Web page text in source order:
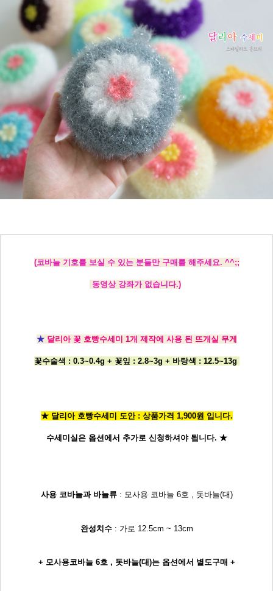
(코바늘 기호를 보실 수 있는 분들만 구매를 해주세요. ^^;;
동영상 강좌가 없습니다.)
★달리아 꽃 호빵수세미 1개 제작에 사용 된 뜨개실 무게
꽃수술색 : 0.3~0.4g + 꽃잎 : 2.8~3g + 바탕색 : 12.5~13g
★ 달리아 호빵수세미 도안 : 상품가격 1,900원 입니다.
수세미실은 옵션에서 추가로 신청하셔야 됩니다. ★
사용 코바늘과 바늘류: 모사용 코바늘 6호 , 돗바늘(대)
완성치수: 가로 12.5cm ~ 13cm
+ 모사용코바늘 6호 , 돗바늘(대)는 옵션에서 별도구매 +